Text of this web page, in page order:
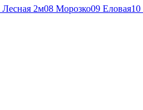
Лесная 2м08 Морозко09 Еловая10